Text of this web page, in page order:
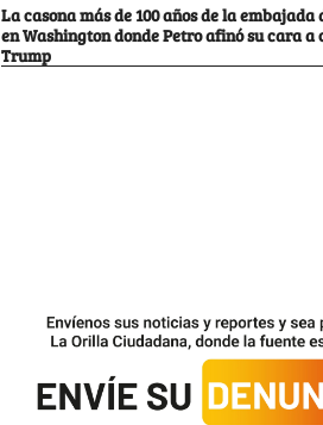
La casona más de 100 años de la embajada
en Washington donde Petro afinó su cara a
Trump